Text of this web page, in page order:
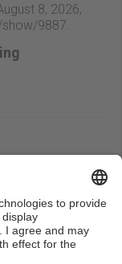
8, 2026,
9887
this work is
Attribution-